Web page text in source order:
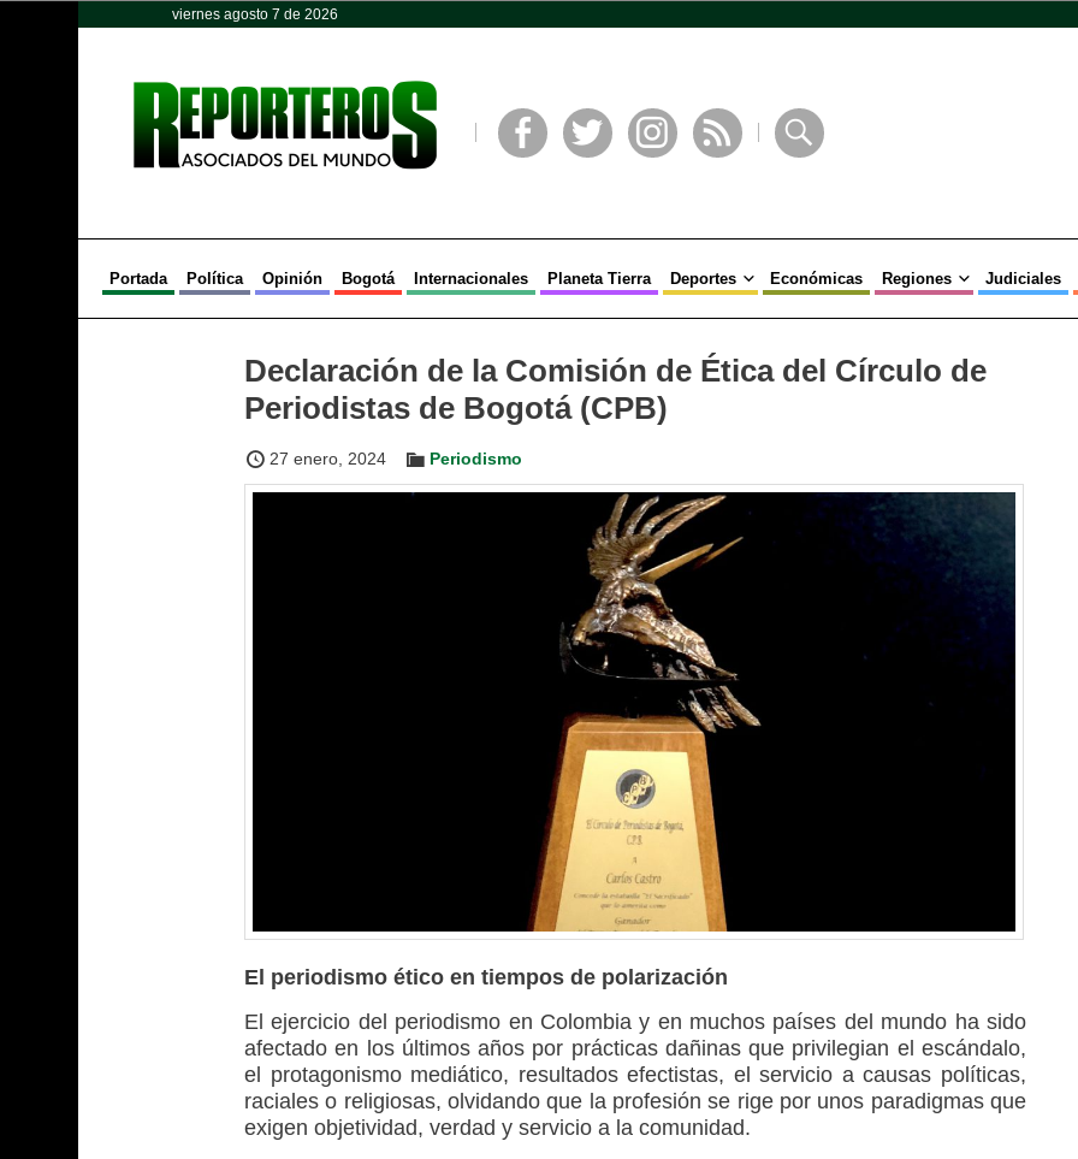
viernes agosto 7 de 2026
Portada Política Opinión Bogotá Internacionales Planeta Tierra Deportes Económicas Regiones Judiciales
Declaración de la Comisión de Ética del Círculo de
Periodistas de Bogotá (CPB)
27 enero, 2024 Periodismo
El periodismo ético en tiempos de polarización
El ejercicio del periodismo en Colombia y en muchos países del mundo ha sido
afectado en los últimos años por prácticas dañinas que privilegian el escándalo,
el protagonismo mediático, resultados efectistas, el servicio a causas políticas,
raciales o religiosas, olvidando que la profesión se rige por unos paradigmas que
exigen objetividad, verdad y servicio a la comunidad.
Opinión Política